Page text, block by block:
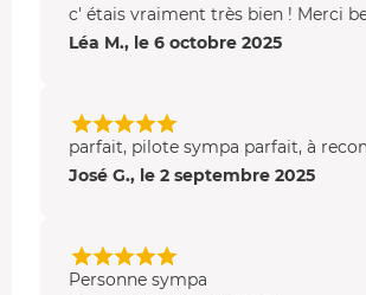
c' étais vraiment très bien ! Merci
Léa M., le 6 octobre 2025
parfait, pilote sympa parfait, à
José G., le 2 septembre 2025
Personne sympa